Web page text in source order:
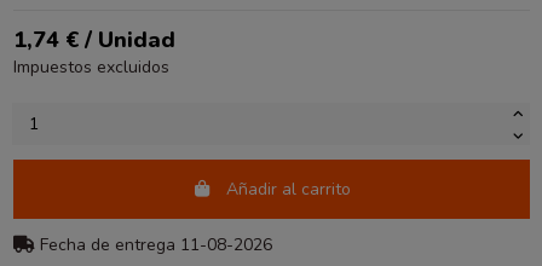
1,74 € / Unidad
Impuestos excluidos
Añadir al carrito
Fecha de entrega 11-08-2026